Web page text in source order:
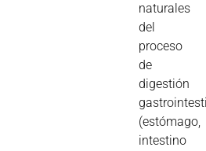
naturales
del
proceso
de
digestión
(estómago,
intestino